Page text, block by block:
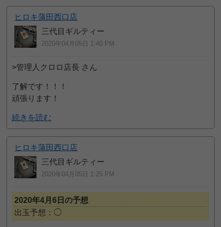
ヒロキ蒲田西口店
三代目ギルティー
2020年04月05日 1:40 PM
>管理人クロロ店長 さん
了解です！！！
頑張ります！
続きを読む
ヒロキ蒲田西口店
三代目ギルティー
2020年04月05日 1:25 PM
2020年4月6日の予想
出玉予想：◯